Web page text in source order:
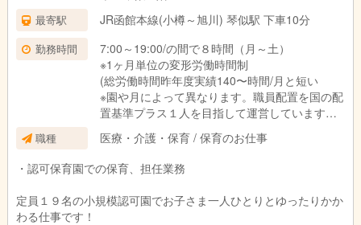
最寄駅 JR函館本線(小樽～旭川) 琴似駅 下車10分
勤務時間
7:00～19:00/の間で８時間（月～土）
※1ヶ月単位の変形労働時間制
(総労働時間昨年度実績140〜時間/月と短い
※園や月によって異なります。職員配置を国の配
置基準プラス１人を目指して運営していますの
で、勤務時間が少なく、職員のプライベートや
保育の充実を実現していきます。貴方の応募が
プラス１人の配置になる可能性があります！)
※契約社員は時間・曜日固定可能です。
職種
医療・介護・保育 / 保育のお仕事
・認可保育園での保育、担任業務
定員１９名の小規模認可園でお子さま一人ひとりとゆったりかか
わる仕事です！